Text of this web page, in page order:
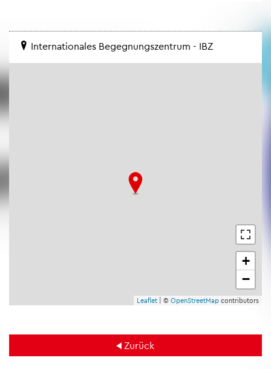
In­ter­na­tio­na­les Be­geg­nungs­zen­trum - IBZ
+
−
Leaf­let | © Open­Street­Map con­tri­bu­tors
Zu­rück